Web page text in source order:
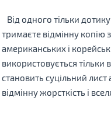
Від одного тільки
тримаєте відмінну копію
американських і
використовується
становить суцільний лист
відмінну жорсткість і